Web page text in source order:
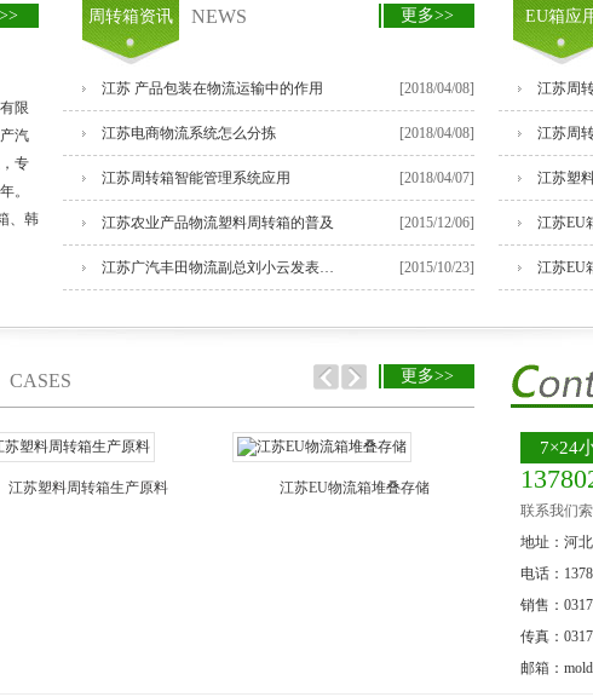
限
汽
专
。
、韩
周转箱资讯 NEWS 更多>>
江苏 产品包装在物流运输中的作用 [2018/04/08]
江苏电商物流系统怎么分拣 [2018/04/08]
江苏周转箱智能管理系统应用 [2018/04/07]
江苏农业产品物流塑料周转箱的普及 [2015/12/06]
江苏广汽丰田物流副总刘小云发表重要讲话 [2015/10/23]
EU箱应
江苏周
江苏周
江苏塑
江苏EU
CASES 更多>>
江苏塑料周转箱生产原料 江苏EU物流箱堆叠存储 江苏
7×24
联系我们
地址：河
电话：
销售：
传真：
邮箱：